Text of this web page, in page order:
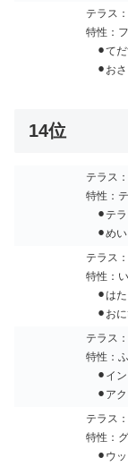
テラス：
特性：
⚫︎て
⚫︎お
14位
テラス：
特性：
⚫︎テ
⚫︎め
テラス：
特性：
⚫︎は
⚫︎
テラス：
特性：
⚫︎イ
⚫︎ア
テラス：
特性：
⚫︎ウ